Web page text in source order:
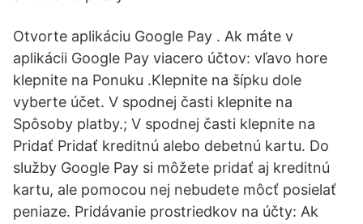
Otvorte aplikáciu Google Pay . Ak máte v
aplikácii Google Pay viacero účtov: vľavo hore
klepnite na Ponuku .Klepnite na šípku dole
vyberte účet. V spodnej časti klepnite na
Spôsoby platby.; V spodnej časti klepnite na
Pridať Pridať kreditnú alebo debetnú kartu. Do
služby Google Pay si môžete pridať aj kreditnú
kartu, ale pomocou nej nebudete môcť posielať
peniaze. Pridávanie prostriedkov na účty: Ak